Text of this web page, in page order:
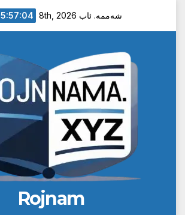
شەممە. ئاب 8th, 2026 5:57:05 PM
Rojnam